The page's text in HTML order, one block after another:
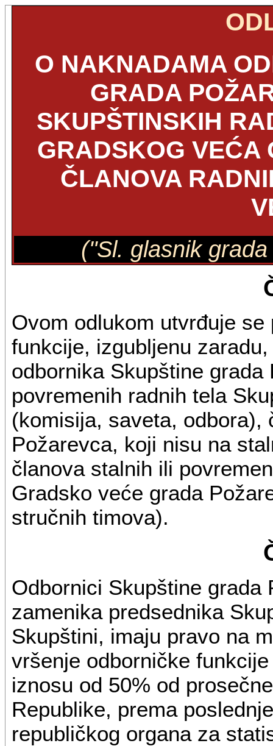
O NAKNADAMA
GRADA
SKUPŠTINSKIH
GRADSKOG VEĆA
ČLANOVA
("Sl. glasnik
Ovom odlukom utvrđuje
funkcije, izgubljenu
odbornika Skupštine
povremenih radnih tela
(komisija, saveta, odbora),
Požarevca, koji nisu na
članova stalnih ili
Gradsko veće grada
stručnih timova).
Odbornici Skupštine grada
zamenika predsednika
Skupštini, imaju pravo na
vršenje odborničke
iznosu od 50% od
Republike, prema
republičkog organa za